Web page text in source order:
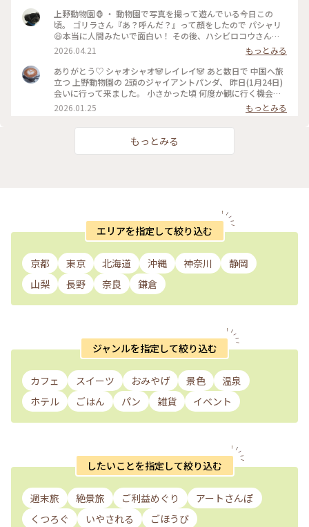
上野動物園🦍 ・ 動物園で写真を撮って遊んでいる今日この
頃。 ゴリラさん『あ？呼んだ？』って顔をしたので パシャリ
😆本当に人間みたいで面白い！ その後、ハシビロコウさんを
見に行くと、お部屋の中で 自分の美しい羽にウットリしなが
ら身だしなみを 整えていらっしゃいました😊 ・ #上野動物園
#ゴリラの親分 #ハシビロコウ
2026.04.21
もっとみる
ありがとう♡ シャオシャオ🐼レイレイ🐼 あと数日で 中国へ旅
立つ 上野動物園の 2頭のジャイアントパンダ、 昨日(1月24日)
会いに行って来ました。 小さかった頃 何度か観に行く機会が
ありましたが、今回は久しぶり。。 大きくなりましたね💕 体
重は約100キロ、毛並みも凛々しく 立派な姿に✨✨ レイレイ、
シャオシャオ、それぞれの飼育室に 20人ほどのグループに分
かれて 2方向から1分ずつ観られます。 直前に 餌の補給があ
り、少し待ったあとの入場、 もぐもぐタイムの真っ只中でし
イ。。 私たちも 思わず笑顔に。。 ちょっとした動きに 優しい
歓声が上がったり… 和気藹々とした 空気の パンダ舎は、静か
で 穏やかな時間が 流れていました。 中国に帰っても、いつま
させていただき感謝です🙏♡ #パンダ #シャオシャオ #レイレ
イ #上野動物園 #開運旅 #上野 #東京 #ことりっぷと一緒
2026.01.25 もっとみる
もっとみる
エリアを指定して絞り込む
京都 東京 北海道 沖縄 神奈川
静岡
山梨
長野 奈良 鎌倉
ジャンルを指定して絞り込む
カフェ スイーツ おみやげ 景色
温泉
ホテル
ごはん パン 雑貨 イベント
したいことを指定して絞り込む
週末旅 絶景旅 ご利益めぐり
アートさんぽ
くつろぐ
いやされる ごほうび